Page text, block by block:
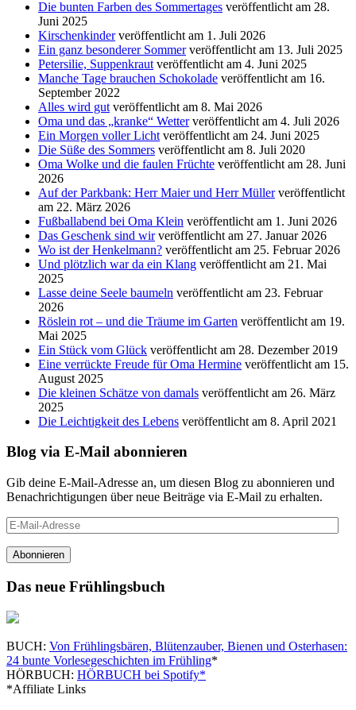
Die bunten Farben des Sommertages veröffentlicht am 28.
Juni 2025
Kirschenkinder veröffentlicht am 1. Juli 2026
Ein ganz besonderer Sommer veröffentlicht am 13. Juli 2025
Petersilie, Suppenkraut veröffentlicht am 4. Juni 2025
Manche Tage brauchen Schokolade veröffentlicht am 16.
September 2022
Alles wird gut veröffentlicht am 8. Mai 2026
Oma und das „kranke“ Wetter veröffentlicht am 4. Juli 2026
Ein Morgen voller Licht veröffentlicht am 24. Juni 2025
Die Süße des Sommers veröffentlicht am 8. Juli 2020
Oma Wolke und die faulen Früchte veröffentlicht am 28. Juni
2026
Auf der Parkbank: Herr Maier und Herr Müller veröffentlicht
am 22. März 2026
Fußballabend bei Oma Klein veröffentlicht am 1. Juni 2026
Das Geschenk sind wir veröffentlicht am 27. Januar 2026
Wo ist der Henkelmann? veröffentlicht am 25. Februar 2026
Und plötzlich war da ein Klang veröffentlicht am 21. Mai
2025
Lasse deine Seele baumeln veröffentlicht am 23. Februar
2026
Röslein rot – und die Träume im Garten veröffentlicht am 19.
Mai 2025
Ein Stück vom Glück veröffentlicht am 28. Dezember 2019
Eine verrückte Freude für Oma Hermine veröffentlicht am 15.
August 2025
Die kleinen Schätze von damals veröffentlicht am 26. März
2025
Die Leichtigkeit des Lebens veröffentlicht am 8. April 2021
Blog via E-Mail abonnieren
Gib deine E-Mail-Adresse an, um diesen Blog zu abonnieren und
Benachrichtigungen über neue Beiträge via E-Mail zu erhalten.
E-
Mail-
Adresse
Abonnieren
Das neue Frühlingsbuch
BUCH: Von Frühlingsbären, Blütenzauber, Bienen und Osterhasen:
24 bunte Vorlesegeschichten im Frühling*
HÖRBUCH: HÖRBUCH bei Spotify*
*Affiliate Links